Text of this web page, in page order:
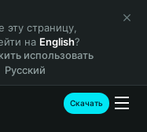
страницу,
на English?
использовать
Русский
Скачать